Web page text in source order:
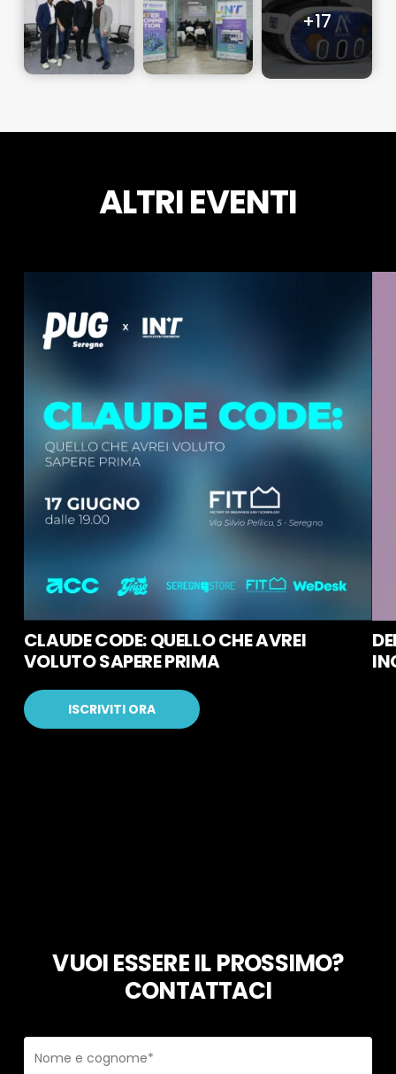
ALTRI EVENTI
CLAUDE CODE: QUELLO CHE AVREI
VOLUTO SAPERE PRIMA
ISCRIVITI ORA
VUOI ESSERE IL PROSSIMO?
CONTATTACI